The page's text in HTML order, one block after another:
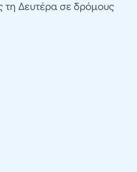
τη Δευτέρα σε δρόμους